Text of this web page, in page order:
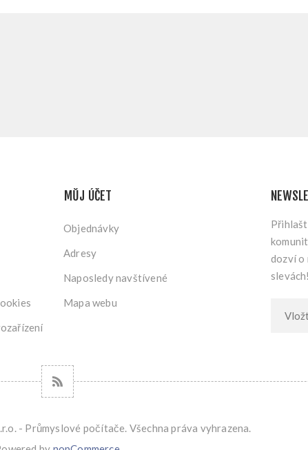
MŮJ ÚČET
Objednávky
Adresy
Naposledy navštívené
Mapa webu
dozví o
slevách!
- Průmyslové počítače. Všechna práva vyhrazena.